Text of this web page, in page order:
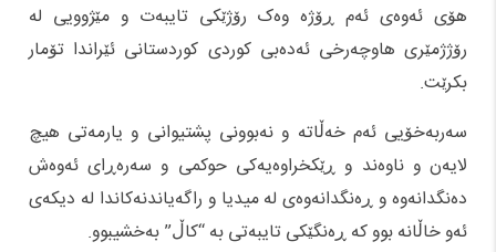
هۆی ئەوەی ئەم ڕۆژە وەک رۆژێکی تایبەت و مێژوویی لە
رۆژژمێری هاوچەرخی ئەدەبی کوردی کوردستانی ئێراندا تۆمار
بکرێت.
سەربەخۆیی ئەم خەڵاتە و نەبوونی پشتیوانی و یارمەتی هیچ
لایەن و ناوەند و ڕێکخراوەیەکی حوکمی و سەرەڕای ئەوەش
دەنگدانەوە و ڕەنگدانەوەی لە میدیا و راگەیاندنەکاندا لە دیکەی
ئەو خاڵانە بوو کە ڕەنگێکی تایبەتی بە “کاڵ” بەخشیبوو.